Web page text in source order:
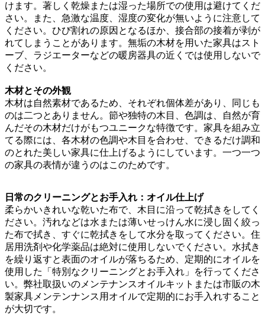
けます。著しく乾燥または湿った場所での使用は避けてくだ
さい。また、急激な温度、湿度の変化が無いように注意して
ください。ひび割れの原因となるほか、接合部の接着が剥が
れてしまうことがあります。無垢の木材を用いた家具はスト
ーブ、ラジエーターなどの暖房器具の近くでは使用しないで
ください。
木材とその外観
木材は自然素材であるため、それぞれ個体差があり、同じも
のは二つとありません。節や独特の木目、色調は、自然が育
んだその木材だけがもつユニークな特徴です。家具を組み立
てる際には、各木材の色調や木目を合わせ、できるだけ調和
のとれた美しい家具に仕上げるようにしています。一つ一つ
の家具の表情が違うのはこのためです。
日常のクリーニングとお手入れ：オイル仕上げ
柔らかいきれいな乾いた布で、木目に沿って乾拭きをしてく
ださい。汚れなどは水または薄いせっけん水に浸し固く絞っ
た布で拭き、すぐに乾拭きをして水分を取ってください。住
居用洗剤や化学薬品は絶対に使用しないでください。水拭き
を繰り返すと表面のオイルが落ちるため、定期的にオイルを
使用した「特別なクリーニングとお手入れ」を行ってくださ
い。弊社取扱いのメンテナンスオイルキットまたは市販の木
製家具メンテンナンス用オイルで定期的にお手入れすること
が大切です。